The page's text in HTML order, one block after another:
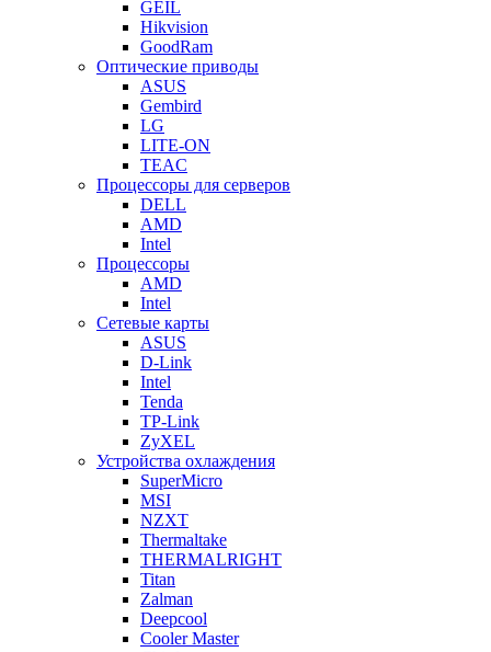
GEIL
Hikvision
GoodRam
Оптические приводы
ASUS
Gembird
LG
LITE-ON
TEAC
Процессоры для серверов
DELL
AMD
Intel
Процессоры
AMD
Intel
Сетевые карты
ASUS
D-Link
Intel
Tenda
TP-Link
ZyXEL
Устройства охлаждения
SuperMicro
MSI
NZXT
Thermaltake
THERMALRIGHT
Titan
Zalman
Deepcool
Cooler Master